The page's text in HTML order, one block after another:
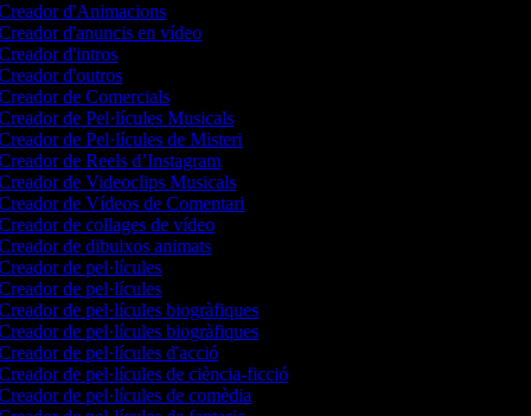
d'Animacions
d'anuncis en vídeo
d'intros
d'outros
de Comercials
de Pel·lícules Musicals
de Pel·lícules de Misteri
de Reels d’Instagram
de Videoclips Musicals
de Vídeos de Comentari
de collages de vídeo
de dibuixos animats
de pel·lícules
de pel·lícules
de pel·lícules biogràfiques
de pel·lícules biogràfiques
de pel·lícules d'acció
de pel·lícules de ciència-ficció
de pel·lícules de comèdia